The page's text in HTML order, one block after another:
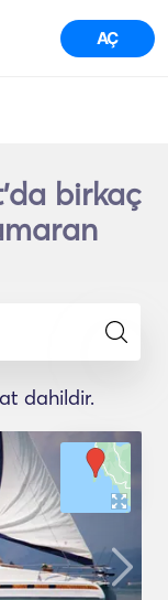
AÇ
birkaç
dahildir.